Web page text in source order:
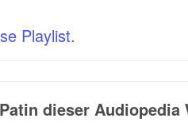
Playlist.
dieser Audiopedia